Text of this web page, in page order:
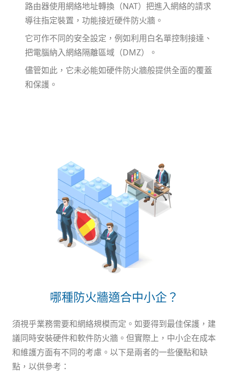
路由器使用網絡地址轉換（NAT）把進入網絡的請求
導往指定裝置，功能接近硬件防火牆。
它可作不同的安全設定，例如利用白名單控制接達、
把電腦納入網絡隔離區域（DMZ）。
儘管如此，它未必能如硬件防火牆般提供全面的覆蓋
和保護。
哪種防火牆適合中小企？
須視乎業務需要和網絡規模而定。如要得到最佳保護，建
議同時安裝硬件和軟件防火牆。但實際上，中小企在成本
和維護方面有不同的考慮。以下是兩者的一些優點和缺
點，以供參考：